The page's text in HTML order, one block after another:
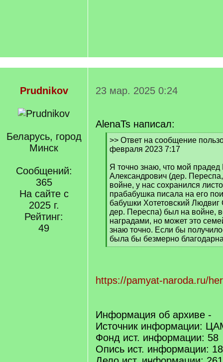
Prudnikov
Беларусь, город
Минск
Сообщений:
365
На сайте с
2025 г.
Рейтинг:
49
23 мар. 2025 0:24
AlenaTs написал:
[
q
>> Ответ на сообщение
февраля 2023 7:17
Я точно знаю, что мой прадед
Александрович (дер.
войне, у нас сохранился
прабабушка писала на его
бабушки Хотетовский
дер. Переспа) был на войне,
наградами, но может это
знаю точно. Если бы
была бы безмерно
[
https://pamyat-naroda.ru/
Информация об архиве -
Источник информации:
Фонд ист. информации: 58
Опись ист. информации: